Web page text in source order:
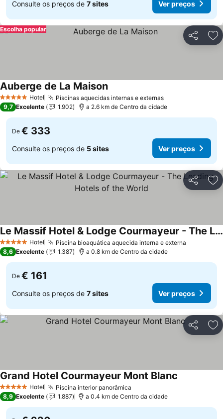
Consulte os preços de 7 sites Ver preços
Partilhar
Escolha popular
5 Estrelas Hotel Piscinas aquecidas internas e externas
Auberge de La Maison
9,7 Excelente 1.902 a 2.6 km de Centro da cidade
De € 333
Consulte os preços de 5 sites Ver preços
Partilhar
5 Estrelas Hotel Piscina bioaquática aquecida interna e externa
Le Massif Hotel & Lodge Courmayeur - The Leading Hotels of the World
8,6 Excelente 1.387 a 0.8 km de Centro da cidade
De € 161
Consulte os preços de 7 sites Ver preços
Partilhar
5 Estrelas Hotel Piscina interior panorâmica
Grand Hotel Courmayeur Mont Blanc
8,9 Excelente 1.887 a 0.4 km de Centro da cidade